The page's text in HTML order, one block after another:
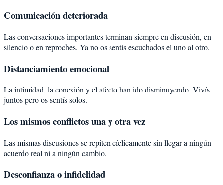
Comunicación deteriorada
Las conversaciones importantes terminan siempre en discusión, en
silencio o en reproches. Ya no os sentís escuchados el uno al otro.
Distanciamiento emocional
La intimidad, la conexión y el afecto han ido disminuyendo. Vivís
juntos pero os sentís solos.
Los mismos conflictos una y otra vez
Las mismas discusiones se repiten cíclicamente sin llegar a ningún
acuerdo real ni a ningún cambio.
Desconfianza o infidelidad